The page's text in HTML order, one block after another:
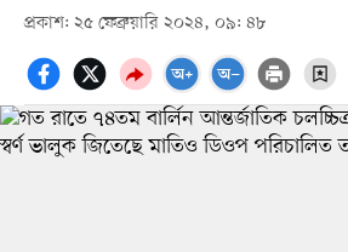
প্রকাশ: ২৫ ফেব্রুয়ারি ২০২৪, ০৯: ৪৮